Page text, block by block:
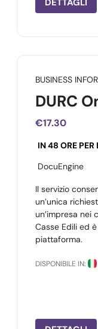
DETTAGLI
BUSINESS
DURC
€17.30
IN 48 ORE PER
DocuEngine
Il servizio
un’unica
un’impresa nei
Casse Edili ed
piattaforma.
DISPONIBILE IN: